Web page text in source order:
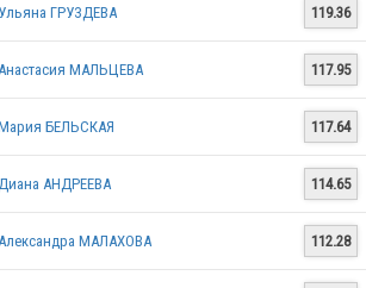
Ульяна ГРУЗДЕВА 119.36
МАЛЬЦЕВА 117.95
БЕЛЬСКАЯ 117.64
АНДРЕЕВА 114.65
МАЛАХОВА 112.28